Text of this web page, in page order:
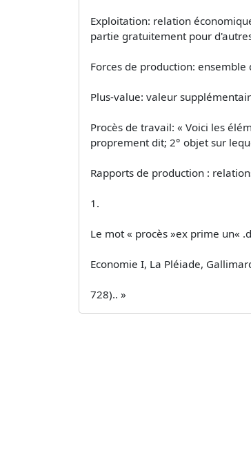
Exploitation: relation
partie gratuitement pour
Forces de production:
Plus-value: valeur
Procès de travail: « Voici les
proprement dit; 2° objet sur
Rapports de production :
1.
Le mot « procès »ex prime un«
Economie I, La Pléiade,
728).. »